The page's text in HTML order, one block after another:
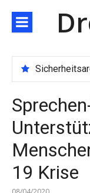
zum
Inhalt
19 Krise